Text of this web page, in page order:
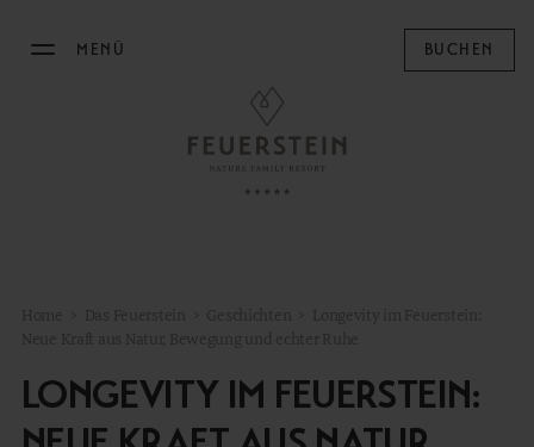
MENÜ BUCHEN
DAS FEUERSTEIN
Philosophie & Gastgeber
Impressionen
Concept Store
Home Geschichten
Longevity im Feuerstein:
Neue Kraft aus Natur, Bewegung und echter Ruhe
LONGEVITY IM FEUERSTEIN: